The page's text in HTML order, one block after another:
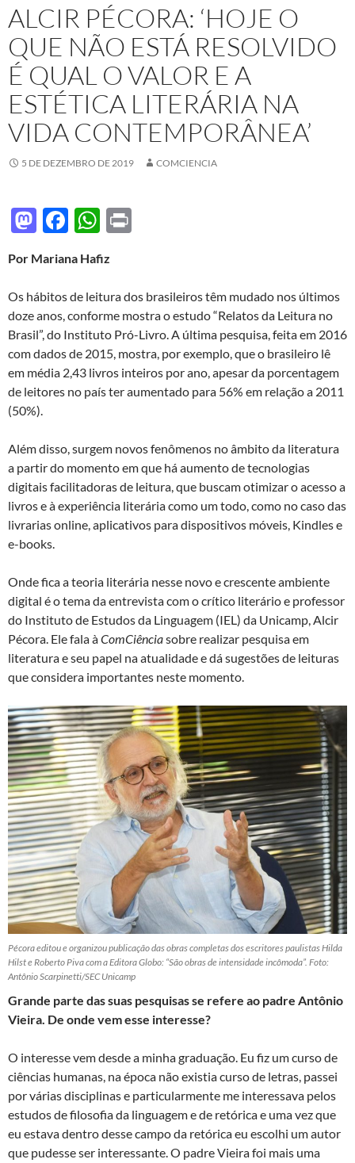
ALCIR PÉCORA: ‘HOJE O
QUE NÃO ESTÁ RESOLVIDO
É QUAL O VALOR E A
ESTÉTICA LITERÁRIA NA
VIDA CONTEMPORÂNEA’
5 DE DEZEMBRO DE 2019 COMCIENCIA
M
to
d
o
n
F
e
b
o
o
k
W
at
s
A
p
p
Por Mariana Hafiz
Os hábitos de leitura dos brasileiros têm mudado nos últimos
doze anos, conforme mostra o estudo “Relatos da Leitura no
Brasil”, do Instituto Pró-Livro. A última pesquisa, feita em 2016
com dados de 2015, mostra, por exemplo, que o brasileiro lê
em média 2,43 livros inteiros por ano, apesar da porcentagem
de leitores no país ter aumentado para 56% em relação a 2011
(50%).
Além disso, surgem novos fenômenos no âmbito da literatura
a partir do momento em que há aumento de tecnologias
digitais facilitadoras de leitura, que buscam otimizar o acesso a
livros e à experiência literária como um todo, como no caso das
livrarias online, aplicativos para dispositivos móveis, Kindles e
e-books.
Onde fica a teoria literária nesse novo e crescente ambiente
digital é o tema da entrevista com o crítico literário e professor
do Instituto de Estudos da Linguagem (IEL) da Unicamp, Alcir
Pécora. Ele fala àComCiênciasobre realizar pesquisa em
literatura e seu papel na atualidade e dá sugestões de leituras
que considera importantes neste momento.
Pécora editou e organizou publicação das obras completas dos escritores paulistas Hilda
Hilst e Roberto Piva com a Editora Globo: “São obras de intensidade incômoda”. Foto:
Antônio Scarpinetti/SEC Unicamp
Grande parte das suas pesquisas se refere ao padre Antônio
Vieira. De onde vem esse interesse?
O interesse vem desde a minha graduação. Eu fiz um curso de
ciências humanas, na época não existia curso de letras, passei
por várias disciplinas e particularmente me interessava pelos
estudos de filosofia da linguagem e de retórica e uma vez que
eu estava dentro desse campo da retórica eu escolhi um autor
que pudesse ser interessante. O padre Vieira foi mais uma